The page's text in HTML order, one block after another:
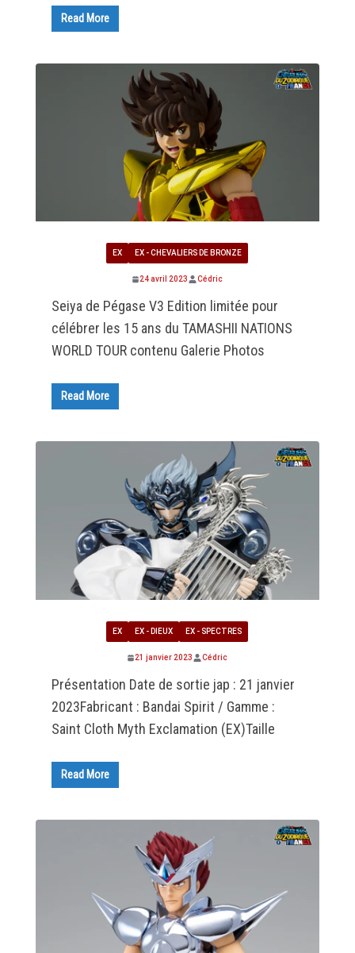
Read More
EX EX - CHEVALIERS DE BRONZE
24 avril 2023 Cédric
Seiya de Pégase V3 Edition limitée pour
célébrer les 15 ans du TAMASHII NATIONS
WORLD TOUR contenu Galerie Photos
Read More
EX EX - DIEUX EX - SPECTRES
21 janvier 2023 Cédric
Présentation Date de sortie jap : 21 janvier
2023Fabricant : Bandai Spirit / Gamme :
Saint Cloth Myth Exclamation (EX)Taille
Read More